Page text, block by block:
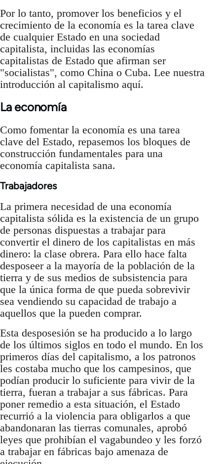
Por lo tanto, promover los beneficios y el
crecimiento de la economía es la tarea clave
de cualquier Estado en una sociedad
capitalista, incluidas las economías
capitalistas de Estado que afirman ser
"socialistas", como China o Cuba. Lee nuestra
introducción al capitalismo aquí.
La economía
Como fomentar la economía es una tarea
clave del Estado, repasemos los bloques de
construcción fundamentales para una
economía capitalista sana.
Trabajadores
La primera necesidad de una economía
capitalista sólida es la existencia de un grupo
de personas dispuestas a trabajar para
convertir el dinero de los capitalistas en más
dinero: la clase obrera. Para ello hace falta
desposeer a la mayoría de la población de la
tierra y de sus medios de subsistencia para
que la única forma de que pueda sobrevivir
sea vendiendo su capacidad de trabajo a
aquellos que la pueden comprar.
Esta desposesión se ha producido a lo largo
de los últimos siglos en todo el mundo. En los
primeros días del capitalismo, a los patronos
les costaba mucho que los campesinos, que
podían producir lo suficiente para vivir de la
tierra, fueran a trabajar a sus fábricas. Para
poner remedio a esta situación, el Estado
recurrió a la violencia para obligarlos a que
abandonaran las tierras comunales, aprobó
leyes que prohibían el vagabundeo y les forzó
a trabajar en fábricas bajo amenaza de